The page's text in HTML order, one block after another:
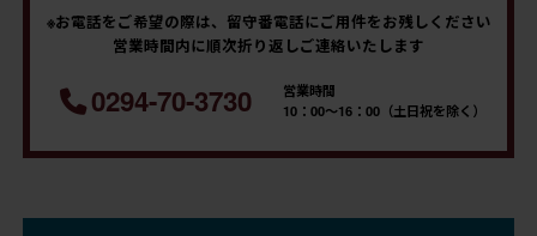
※お電話をご希望の際は、留守番電話にご用件をお残しください
営業時間内に順次折り返しご連絡いたします
0294-70-3730
営業時間
10：00～16：00（土日祝を除く）